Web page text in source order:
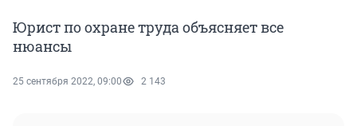
Юрист по охране труда объясняет все
нюансы
25 сентября 2022, 09:00 2 143